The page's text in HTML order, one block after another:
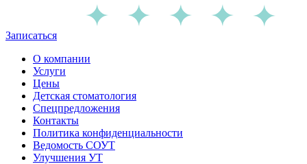
Записаться
О компании
Услуги
Цены
Детская стоматология
Спецпредложения
Контакты
Политика конфиденциальности
Ведомость СОУТ
Улучшения УТ